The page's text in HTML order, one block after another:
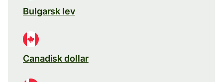
Bulgarsk lev
Canadisk dollar